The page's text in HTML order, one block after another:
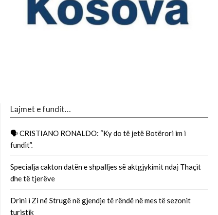
Lajmet e fundit…
🗣 CRISTIANO RONALDO: “Ky do të jetë Botërori im i
fundit”.
Specialja cakton datën e shpalljes së aktgjykimit ndaj Thaçit
dhe të tjerëve
Drini i Zi në Strugë në gjendje të rëndë në mes të sezonit
turistik